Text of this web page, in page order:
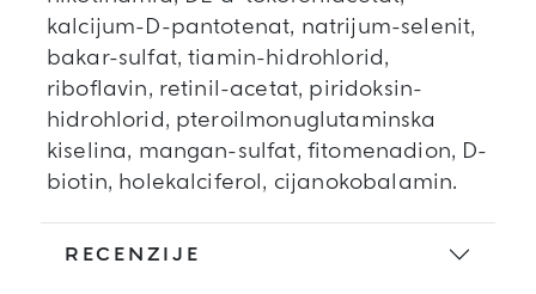
kalcijum-D-pantotenat, natrijum-selenit,
bakar-sulfat, tiamin-hidrohlorid,
riboflavin, retinil-acetat, piridoksin-
hidrohlorid, pteroilmonuglutaminska
kiselina, mangan-sulfat, fitomenadion, D-
biotin, holekalciferol, cijanokobalamin.
RECENZIJE